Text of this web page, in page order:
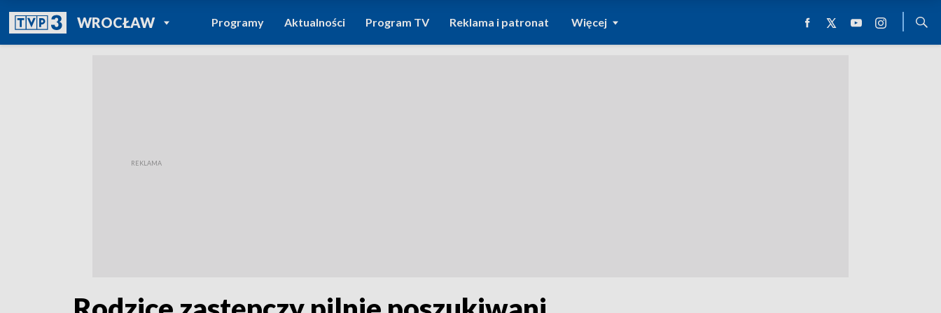
WROCŁAWPOWRÓT DO
TVP REGIONY
Programy Aktualności Program TV Reklama i patronat Więcej